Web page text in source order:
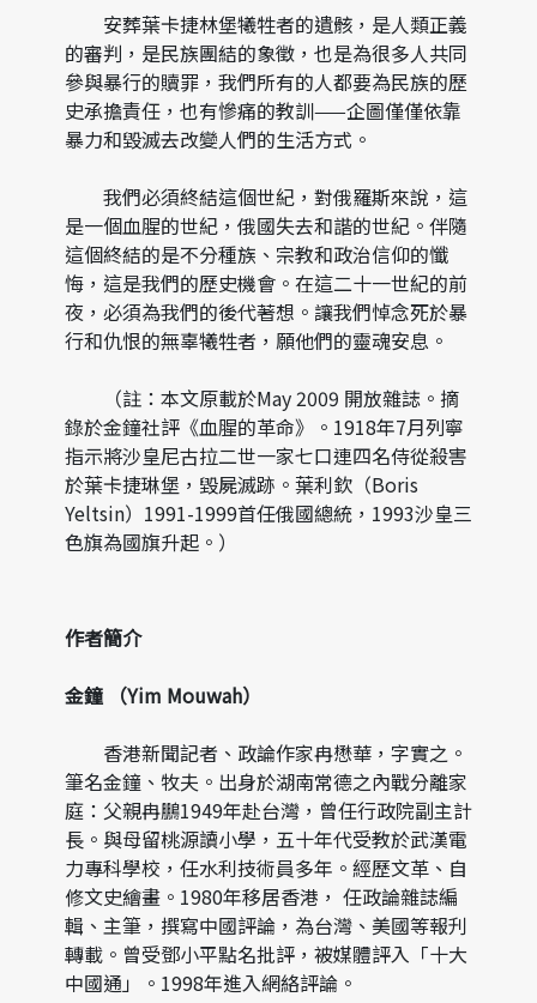
安葬葉卡捷林堡犧牲者的遺骸，是人類正義
的審判，是民族團結的象徵，也是為很多人共同
參與暴行的贖罪，我們所有的人都要為民族的歷
史承擔責任，也有慘痛的教訓——企圖僅僅依靠
暴力和毀滅去改變人們的生活方式。
我們必須終結這個世紀，對俄羅斯來說，這
是一個血腥的世紀，俄國失去和諧的世紀。伴隨
這個終結的是不分種族、宗教和政治信仰的懺
悔，這是我們的歷史機會。在這二十一世紀的前
夜，必須為我們的後代著想。讓我們悼念死於暴
行和仇恨的無辜犧牲者，願他們的靈魂安息。
（註：本文原載於May 2009 開放雜誌。摘
錄於金鐘社評《血腥的革命》。1918年7月列寧
指示將沙皇尼古拉二世一家七口連四名侍從殺害
於葉卡捷琳堡，毀屍滅跡。葉利欽（Boris
Yeltsin）1991-1999首任俄國總統，1993沙皇三
色旗為國旗升起。）
作者簡介
金鐘 （Yim Mouwah）
香港新聞記者、政論作家冉懋華，字實之。
筆名金鐘、牧夫。出身於湖南常德之內戰分離家
庭：父親冉鵬1949年赴台灣，曾任行政院副主計
長。與母留桃源讀小學，五十年代受教於武漢電
力專科學校，任水利技術員多年。經歷文革、自
修文史繪畫。1980年移居香港， 任政論雜誌編
輯、主筆，撰寫中國評論，為台灣、美國等報刋
轉載。曾受鄧小平點名批評，被媒體評入「十大
中國通」。1998年進入網絡評論。